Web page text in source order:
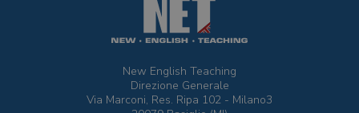
New English Teaching
Direzione Generale
Via Marconi, Res. Ripa 102 - Milano3